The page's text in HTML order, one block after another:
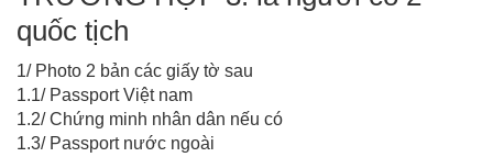
quốc tịch
1/ Photo 2 bản các giấy tờ sau
1.1/ Passport Việt nam
1.2/ Chứng minh nhân dân nếu có
1.3/ Passport nước ngoài